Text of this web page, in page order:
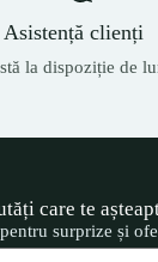
Asistență clienți
la dispoziție de
care te
surprize și